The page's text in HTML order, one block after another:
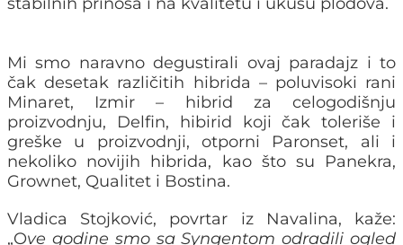
Mi smo naravno degustirali ovaj paradajz i to
čak desetak različitih hibrida – poluvisoki rani
Minaret, Izmir – hibrid za celogodišnju
proizvodnju, Delfin, hibirid koji čak toleriše i
greške u proizvodnji, otporni Paronset, ali i
nekoliko novijih hibrida, kao što su Panekra,
Grownet, Qualitet i Bostina.
Vladica Stojković, povrtar iz Navalina, kaže:
„Ove godine smo sa Syngentom odradili ogled